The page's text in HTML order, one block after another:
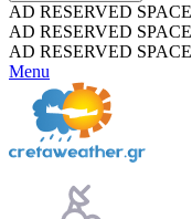
AD RESERVED SPACE
AD RESERVED SPACE
AD RESERVED SPACE
Menu